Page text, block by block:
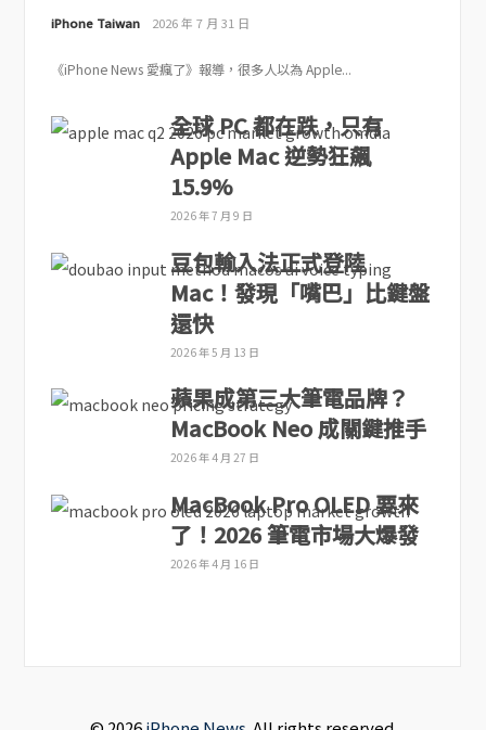
iPhone Taiwan 2026 年 7 月 31 日
《iPhone News 愛瘋了》報導，很多人以為 Apple...
全球 PC 都在跌，只有
Apple Mac 逆勢狂飆
15.9%
2026 年 7 月 9 日
豆包輸入法正式登陸
Mac！發現「嘴巴」比鍵盤
還快
2026 年 5 月 13 日
蘋果成第三大筆電品牌？
MacBook Neo 成關鍵推手
2026 年 4 月 27 日
MacBook Pro OLED 要來
了！2026 筆電市場大爆發
2026 年 4 月 16 日